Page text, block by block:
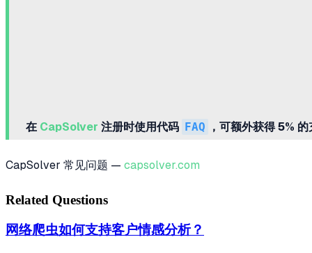
在 CapSolver 注册时使用代码 FAQ ，可额外获得 5%
CapSolver 常见问题 — capsolver.com
Related Questions
网络爬虫如何支持客户情感分析？